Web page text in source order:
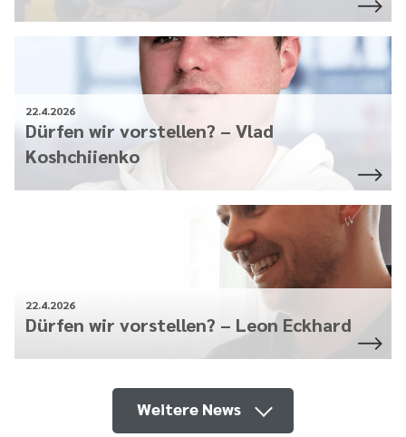
22.4.2026
Dürfen wir vorstellen? – Vlad
Koshchiienko
22.4.2026
Dürfen wir vorstellen? – Leon Eckhard
Weitere News